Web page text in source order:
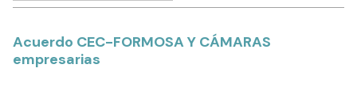
Acuerdo CEC-FORMOSA Y CÁMARAS
empresarias